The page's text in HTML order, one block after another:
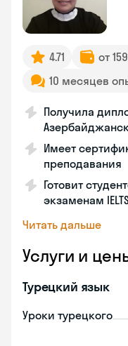
4.71
от
10 месяцев
Получила
Имеет
преподавания
Готовит
экзаменам IELTS
Читать дальше
Услуги и
Турецкий язык
Уроки турецкого